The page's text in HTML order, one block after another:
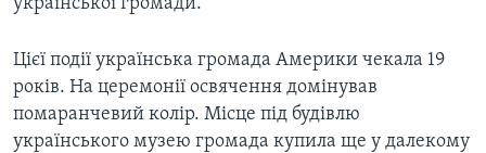
БРИФІНГ ГОЛОСУ АМЕРИКИ
СТУДІЯ ВАШИНГТОН
ВІКНО В АМЕРИКУ
ПРАЙМ-ТАЙМ
МИ В СОЦМЕРЕЖАХ
Цієї події українська громада Америки чекала 19
років. На церемонії освячення домінував
помаранчевий колір. Місце під будівлю
українського музею громада купила ще у далекому